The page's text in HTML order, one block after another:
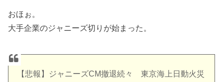
おほぉ。
大手企業のジャニーズ切りが始まった。
【悲報】ジャニーズCM撤退続々 東京海上日動火災